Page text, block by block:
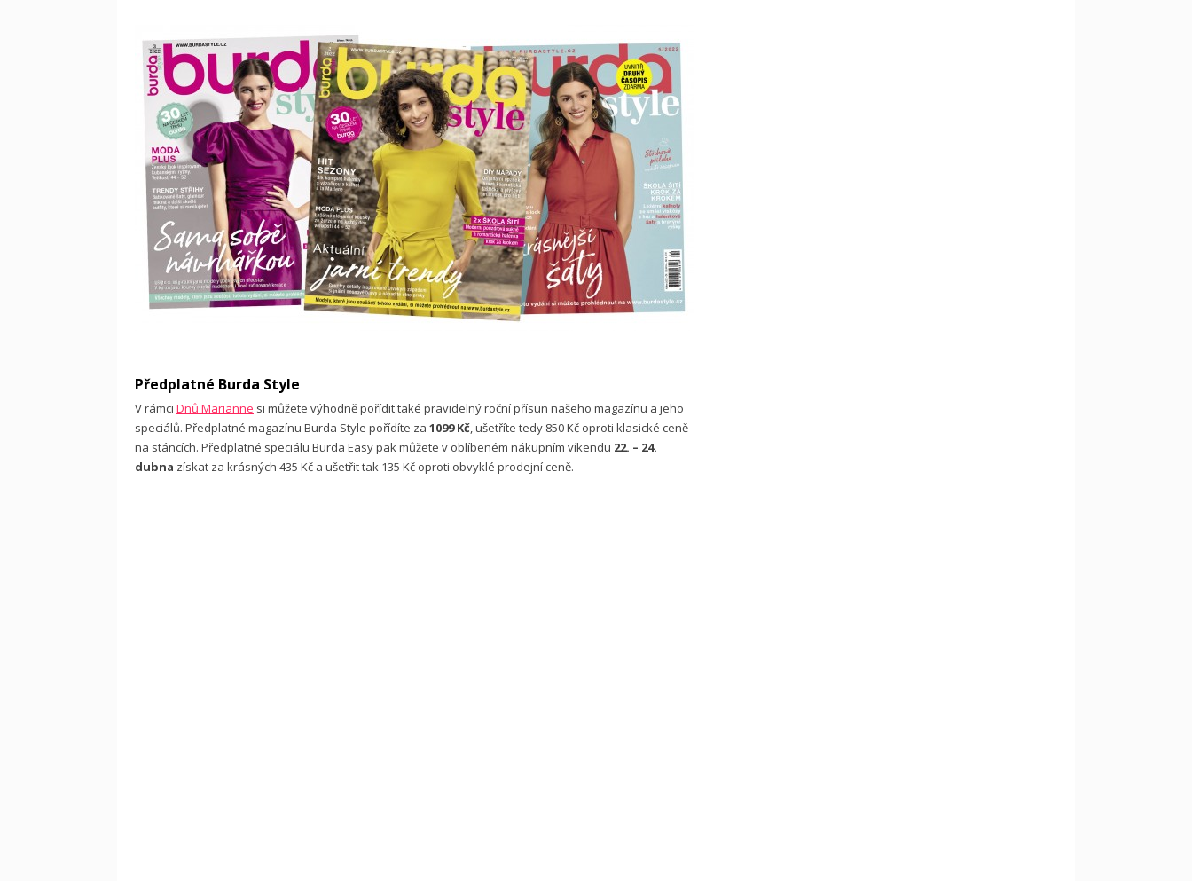
Předplatné Burda Style
V rámci Dnů Marianne si můžete výhodně pořídit také pravidelný roční přísun našeho magazínu a jeho
speciálů. Předplatné magazínu Burda Style pořídíte za 1099 Kč, ušetříte tedy 850 Kč oproti klasické ceně
na stáncích. Předplatné speciálu Burda Easy pak můžete v oblíbeném nákupním víkendu 22. – 24.
dubna získat za krásných 435 Kč a ušetřit tak 135 Kč oproti obvyklé prodejní ceně.